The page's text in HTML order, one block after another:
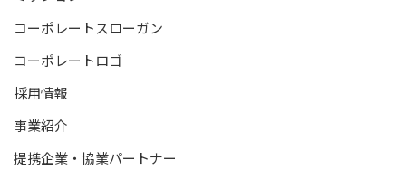
コーポレートスローガン
コーポレートロゴ
採用情報
事業紹介
提携企業・協業パートナー